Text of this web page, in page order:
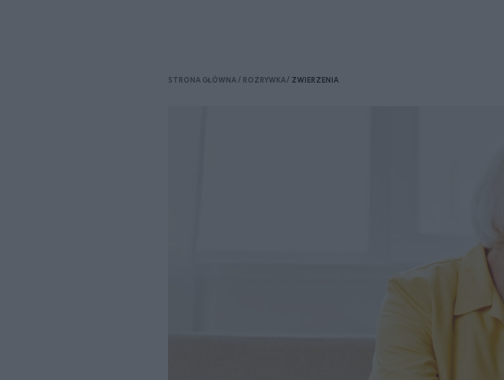
STRONA GŁÓWNA ROZRYWKA ZWIERZENIA